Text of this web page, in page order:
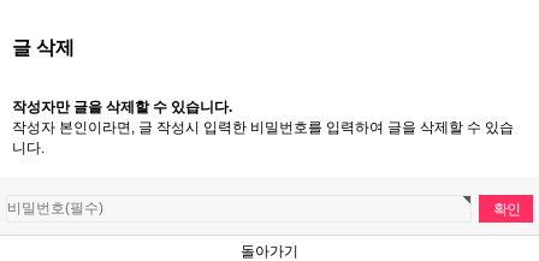
글 삭제
작성자만 글을 삭제할 수 있습니다.
작성자 본인이라면, 글 작성시 입력한 비밀번호를 입력하여 글을 삭제할 수 있습
니다.
돌아가기